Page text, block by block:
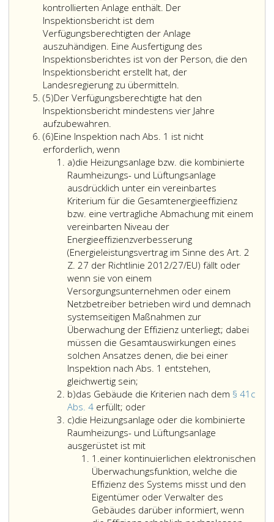
(Paragraph
47,)
unterziehen
zu
lassen.
Die
regelmäßige
Inspektion
hat
sich
auf
die
zugänglichen
Teile
der
Heizungsanlage
bzw.
der
kombinierten
Raumheizungs-
und
Lüftungsanlage
(z.B.
Wärmeerzeuger,
Steuerungssystem
und
Umwälzpumpe)
zu
beziehen.
Absatz
6,
bleibt
unberührt.
kontrollierten Anlage enthält. Der
Inspektionsbericht ist dem
Verfügungsberechtigten der Anlage
auszuhändigen. Eine Ausfertigung des
Inspektionsberichtes ist von der Person, die den
Inspektionsbericht erstellt hat, der
Landesregierung zu übermitteln.
jeder
Inspektion
Absatz
ist
ein
Inspektionsbericht
zu
erstellen,
die
Ergebnisse
der
Inspektion
sowie
Empfehlungen
für
kosteneffiziente
Verbesserungen
der
der
Anlage
enthält.
Inspektionsbericht
ist
dem
der
(5)Absatz
5
Der Verfügungsberechtigte hat den
Inspektionsbericht mindestens vier Jahre
aufzubewahren.
(6)Absatz
6
Eine Inspektion nach Abs. 1 ist nicht
erforderlich, wenn
Inspektion
nach
Absatz
eins,
ist
nicht
erforderlich,
wenn
a)Litera
a
die Heizungsanlage bzw. die kombinierte
Raumheizungs- und Lüftungsanlage
ausdrücklich unter ein vereinbartes
Kriterium für die Gesamtenergieeffizienz
bzw. eine vertragliche Abmachung mit einem
vereinbarten Niveau der
Energieeffizienzverbesserung
(Energieleistungsvertrag im Sinne des Art. 2
Z. 27 der Richtlinie 2012/27/EU) fällt oder
wenn sie von einem
Versorgungsunternehmen oder einem
Netzbetreiber betrieben wird und demnach
systemseitigen Maßnahmen zur
Überwachung der Effizienz unterliegt; dabei
müssen die Gesamtauswirkungen eines
solchen Ansatzes denen, die bei einer
Inspektion nach Abs. 1 entstehen,
gleichwertig sein;
Heizungsanlage
bzw.
die
kombinierte
Raumheizungs-
und
Lüftungsanlage
ausdrücklich
unter
ein
b)Litera
b
das Gebäude die Kriterien nach dem § 41c
Abs. 4 erfüllt; oderdas
Gebäude
die
Kriterien
nach
dem
Paragraph
41
c,
c)Litera
c
die Heizungsanlage oder die kombinierte
Raumheizungs- und Lüftungsanlage
ausgerüstet ist mit
1.Ziffer
eins
einer kontinuierlichen elektronischen
Überwachungsfunktion, welche die
Effizienz des Systems misst und den
Eigentümer oder Verwalter des
Gebäudes darüber informiert, wenn